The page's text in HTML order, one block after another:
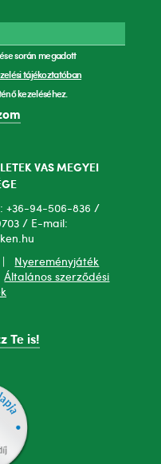
során megadott
tájékoztatóban
kezeléséhez.
VAS MEGYEI
+36-94-506-836 /
/ E-mail:
Nyereményjáték
Általános szerződési
Te is!